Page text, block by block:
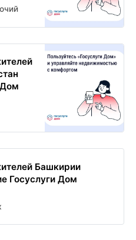
Дом
Башкирии
Госуслуги Дом